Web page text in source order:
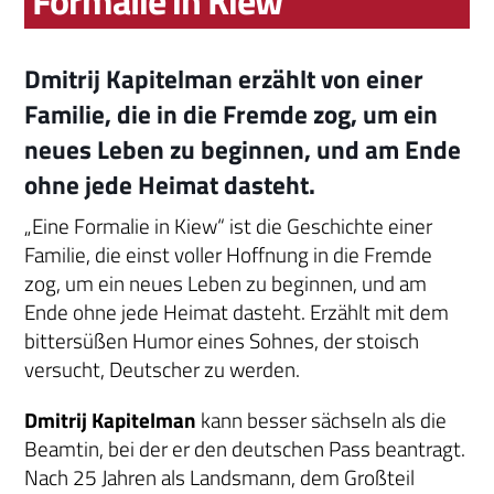
Dmitrij Kapitelman erzählt von einer
Familie, die in die Fremde zog, um ein
neues Leben zu beginnen, und am Ende
ohne jede Heimat dasteht.
„Eine Formalie in Kiew“ ist die Geschichte einer
Familie, die einst voller Hoffnung in die Fremde
zog, um ein neues Leben zu beginnen, und am
Ende ohne jede Heimat dasteht. Erzählt mit dem
bittersüßen Humor eines Sohnes, der stoisch
versucht, Deutscher zu werden.
Dmitrij Kapitelman kann besser sächseln als die
Beamtin, bei der er den deutschen Pass beantragt.
Nach 25 Jahren als Landsmann, dem Großteil